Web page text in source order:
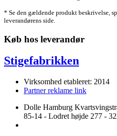
* Se den gældende produkt beskrivelse,
leverandørens side.
Køb hos leverandør
Stigefabrikken
Virksomhed etableret: 2014
Partner reklame link
Dolle Hamburg
85-14 - Lodret højde 277 -